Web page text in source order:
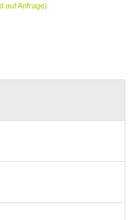
auf Anfrage)